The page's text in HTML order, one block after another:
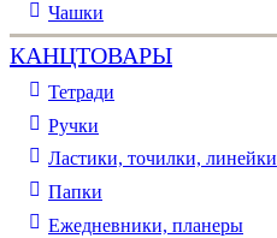
Чашки
КАНЦТОВАРЫ
Тетради
Ручки
Ластики, точилки, линейки
Папки
Ежедневники, планеры